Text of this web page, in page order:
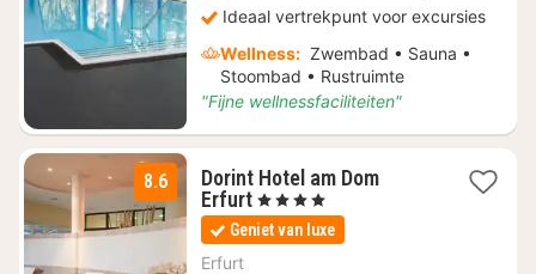
Ideaal vertrekpunt voor excursies
Wellness: Zwembad • Sauna •
Stoombad • Rustruimte
"Fijne wellnessfaciliteiten"
8.6
Dorint Hotel am Dom
Erfurt1
nacht
vanaf
, 4 Sterren
Geniet van luxe
Erfurt